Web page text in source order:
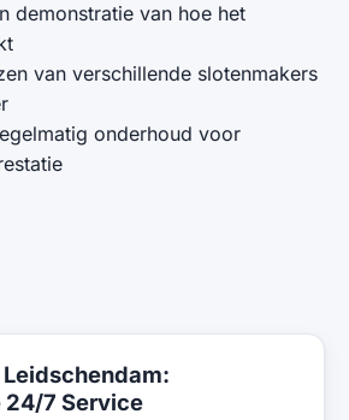
demonstratie van hoe het
van verschillende slotenmakers
onderhoud voor
24/7 Service